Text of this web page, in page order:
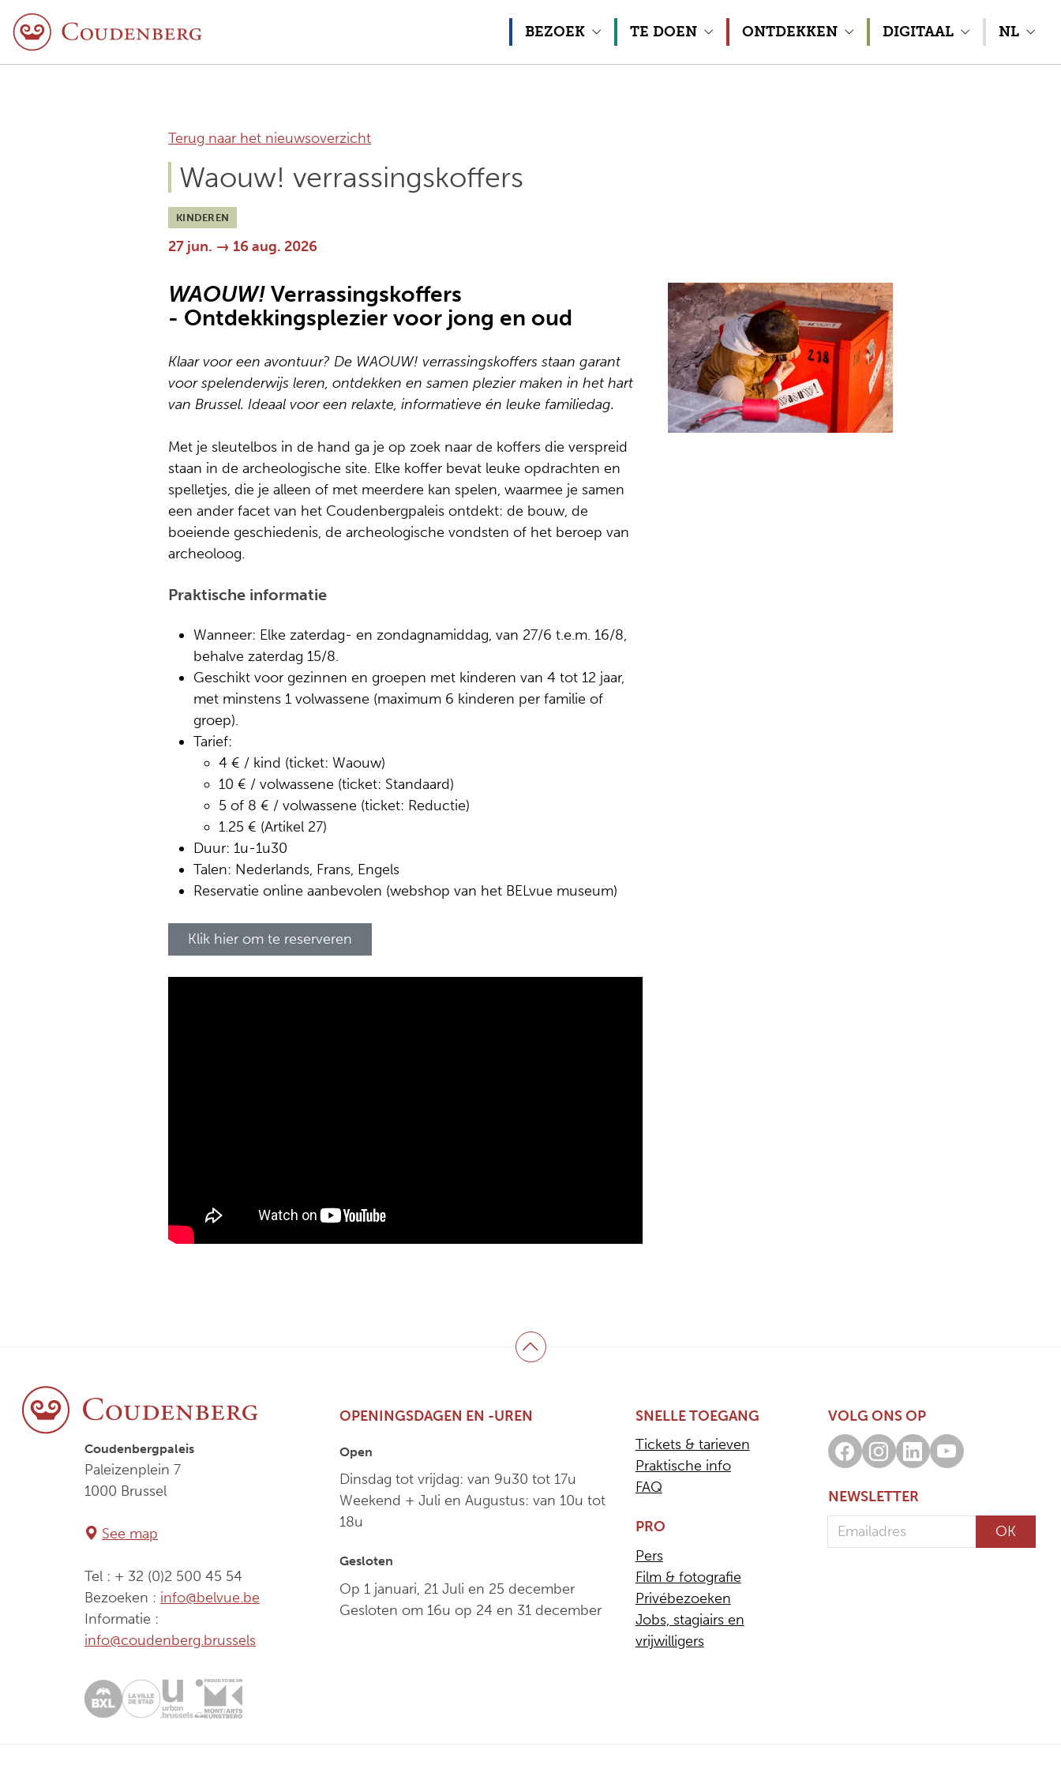
BEZOEK
TE DOEN ONTDEKKEN DIGITAAL NL
Terug naar het nieuwsoverzicht
Waouw! verrassingskoffers
KINDEREN
27 jun. → 16 aug. 2026
WAOUW! Verrassingskoffers
- Ontdekkingsplezier voor jong en oud
Klaar voor een avontuur? De WAOUW! verrassingskoffers staan garant
voor spelenderwijs leren, ontdekken en samen plezier maken in het hart
van Brussel. Ideaal voor een relaxte, informatieve én leuke familiedag.
Met je sleutelbos in de hand ga je op zoek naar de koffers die verspreid
staan in de archeologische site. Elke koffer bevat leuke opdrachten en
spelletjes, die je alleen of met meerdere kan spelen, waarmee je samen
een ander facet van het Coudenbergpaleis ontdekt: de bouw, de
boeiende geschiedenis, de archeologische vondsten of het beroep van
archeoloog.
Praktische informatie
Wanneer: Elke zaterdag- en zondagnamiddag, van 27/6 t.e.m. 16/8,
behalve zaterdag 15/8.
Geschikt voor gezinnen en groepen met kinderen van 4 tot 12 jaar,
met minstens 1 volwassene (maximum 6 kinderen per familie of
groep).
Tarief:
4 € / kind (ticket: Waouw)
10 € / volwassene (ticket: Standaard)
5 of 8 € / volwassene (ticket: Reductie)
1.25 € (Artikel 27)
Duur: 1u-1u30
Talen: Nederlands, Frans, Engels
Reservatie online aanbevolen (webshop van het BELvue museum)
Klik hier om te reserveren
Terug naar boven
Coudenbergpaleis
Paleizenplein 7
1000 Brussel
See map
Tel : + 32 (0)2 500 45 54
Bezoeken : info@belvue.be
Informatie :
info@coudenberg.brussels
OPENINGSDAGEN EN -UREN
Open
Dinsdag tot vrijdag: van 9u30 tot 17u
Weekend + Juli en Augustus: van 10u tot
18u
Gesloten
Op 1 januari, 21 Juli en 25 december
Gesloten om 16u op 24 en 31 december
SNELLE TOEGANG
Tickets & tarieven
Praktische info
FAQ
PRO
Pers
Film & fotografie
Privébezoeken
Jobs, stagiairs en
vrijwilligers
VOLG ONS OP
Facebook
Instagram
LinkedInYoutube
NEWSLETTER
Emailadres
OK